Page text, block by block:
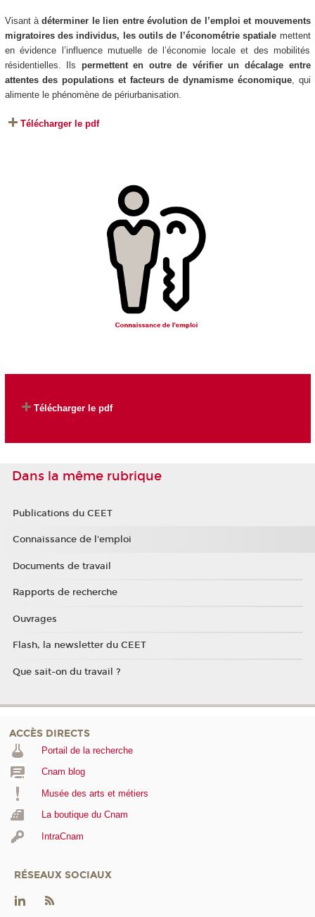
Visant àdéterminer le lien entre évolution de l’emploi et mouvements
migratoires des individus, les outils de l’économétrie spatiale mettent
en évidence l’influence mutuelle de l’économie locale et des mobilités
résidentielles. Ils permettent en outre de vérifier un décalage entre
attentes des populations et facteurs de dynamisme économique, qui
alimente le phénomène de périurbanisation.
Télécharger le pdf
Télécharger le pdf
Dans la même rubrique
Publications du CEET
Connaissance de l'emploi
Documents de travail
Rapports de recherche
Ouvrages
Flash, la newsletter du CEET
Que sait-on du travail ?
ACCÈS DIRECTS
Portail de la recherche
Cnam blog
Musée des arts et métiers
La boutique du Cnam
IntraCnam
RÉSEAUX SOCIAUX